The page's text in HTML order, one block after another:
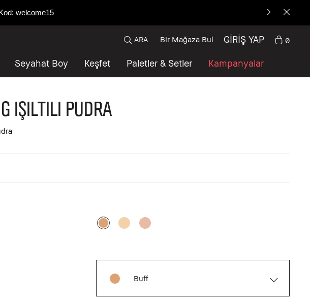
kargo
Seyahat Boy Keşfet Paletler & Setler Kampanyalar
ARA Bir Mağaza Bul GİRİŞ YAP 0
Işıltılı Pudra
Buff